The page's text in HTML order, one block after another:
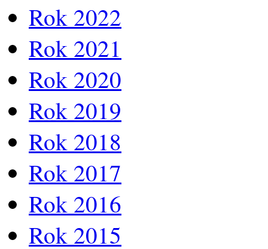
Rok 2022
Rok 2021
Rok 2020
Rok 2019
Rok 2018
Rok 2017
Rok 2016
Rok 2015